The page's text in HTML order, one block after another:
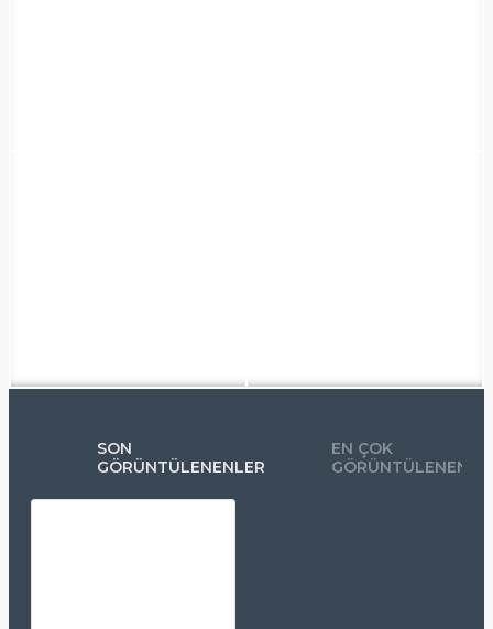
SON
GÖRÜNTÜLENENLER
EN ÇOK